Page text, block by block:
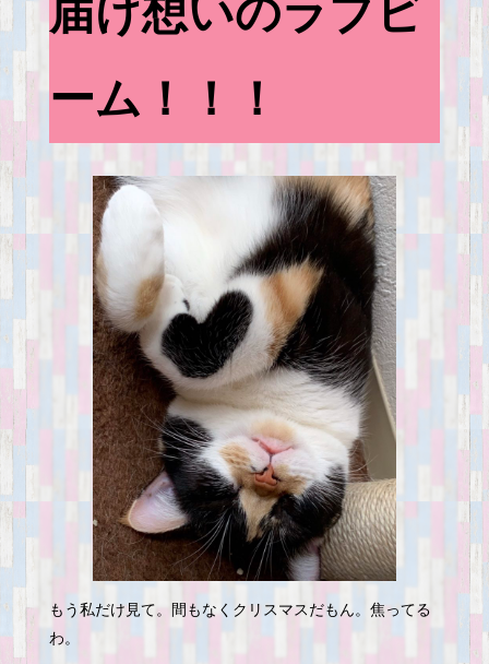
届け想いのラブビ
ーム！！！
もう私だけ見て。間もなくクリスマスだもん。焦ってる
わ。